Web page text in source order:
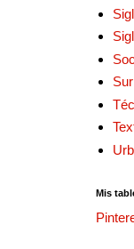
Mis